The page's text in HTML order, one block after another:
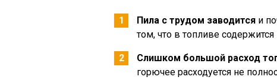
Пила с трудом заводится и
том, что в топливе содержится
Слишком большой расход
горючее расходуется не